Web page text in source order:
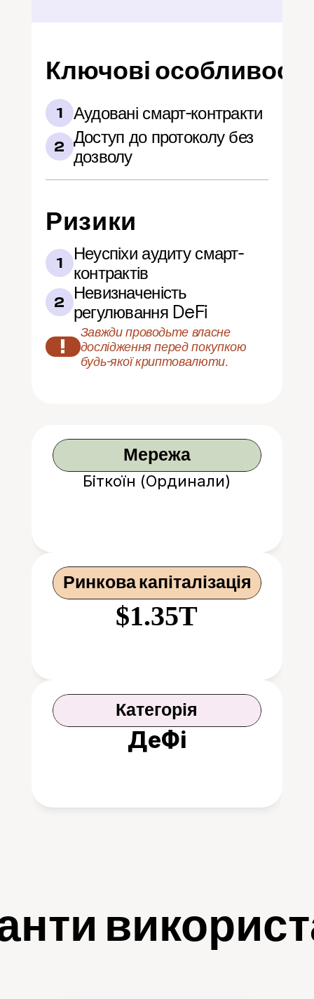
Ключові особливості
1 Аудовані смарт-контракти
2 Доступ до протоколу без
дозволу
Ризики
1
Неуспіхи аудиту смарт-
контрактів
2
Невизначеність
регулювання DeFi
!
Завжди проводьте власне
дослідження перед покупкою
будь-якої криптовалюти.
Мережа
Біткоїн (Ординали)
Ринкова капіталізація
$1.35T
Категорія
ДеФі